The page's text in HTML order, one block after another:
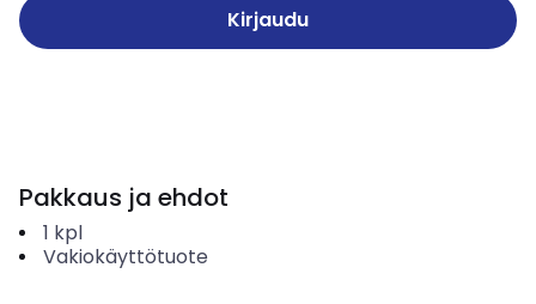
Kirjaudu
Pakkaus ja ehdot
1 kpl
Vakiokäyttötuote